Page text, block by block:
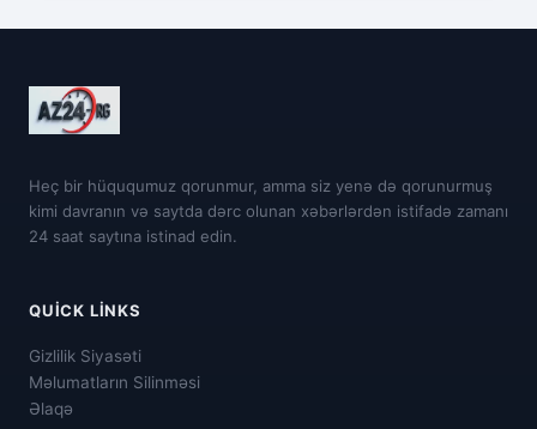
Heç bir hüququmuz qorunmur, amma siz yenə də qorunurmuş
kimi davranın və saytda dərc olunan xəbərlərdən istifadə zamanı
24 saat saytına istinad edin.
QUICK LINKS
Gizlilik Siyasəti
Məlumatların Silinməsi
Əlaqə